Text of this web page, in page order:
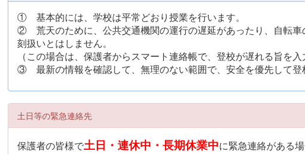
① 基本的には、学校は平常どおり授業を行います。
② 荒天のために、公共交通機関の運行の遅延があったり、自転車
刻扱いとはしません。
（この場合は、保護者からスマート連絡帳で、登校が遅れる旨を
③ 最新の情報を確認して、無理のない範囲で、安全を優先して登
土日等の緊急連絡先
保護者の皆様で土日・連休中・長期休業中に緊急連絡がある